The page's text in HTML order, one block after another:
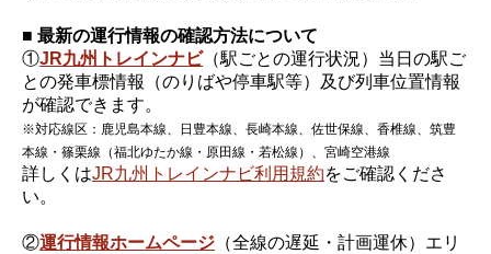
■ 最新の運行情報の確認方法について
①JR九州トレインナビ（駅ごとの運行状況）当日の駅ご
との発車標情報（のりばや停車駅等）及び列車位置情報
が確認できます。
※対応線区：鹿児島本線、日豊本線、長崎本線、佐世保線、香椎線、筑豊
本線・篠栗線（福北ゆたか線・原田線・若松線）、宮崎空港線
詳しくはJR九州トレインナビ利用規約をご確認くださ
い。
②運行情報ホームページ （全線の遅延・計画運休）エリ